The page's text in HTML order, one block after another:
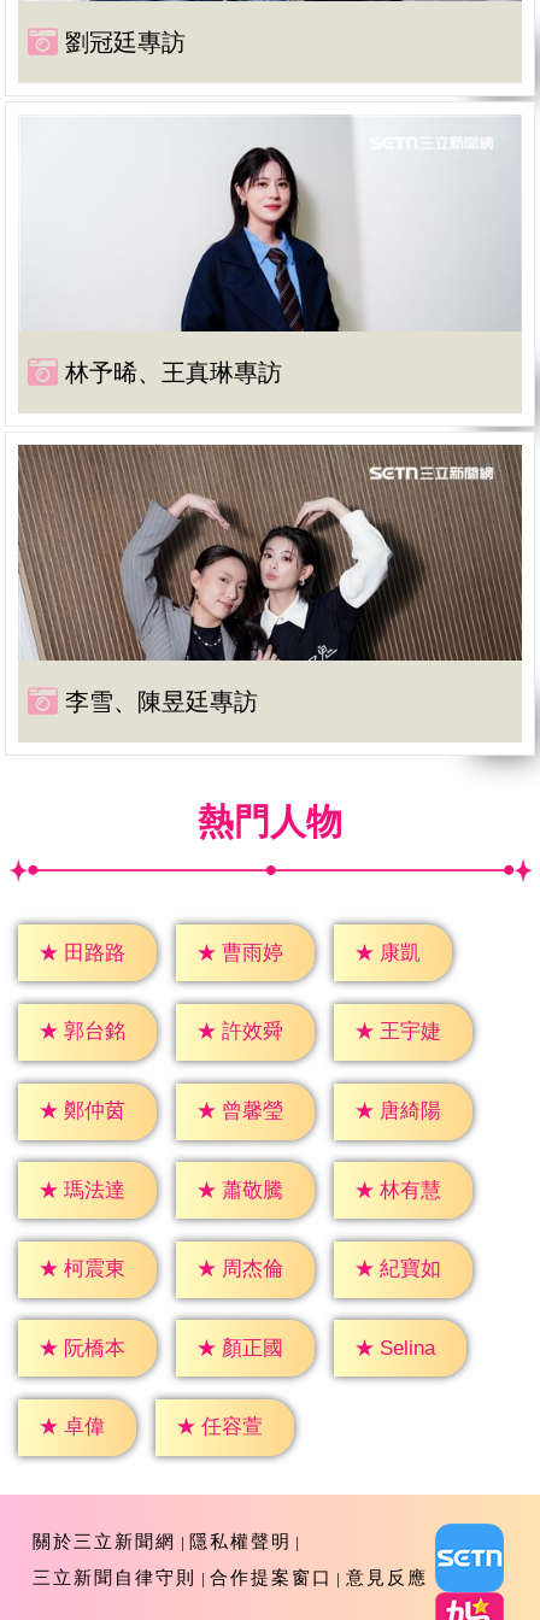
劉冠廷專訪
林予晞、王真琳專訪
李雪、陳昱廷專訪
熱門人物
★ 田路路 ★ 曹雨婷 ★ 康凱
★ 郭台銘 ★ 許效舜 ★ 王宇婕
★ 鄭仲茵 ★ 曾馨瑩 ★ 唐綺陽
★ 瑪法達 ★ 蕭敬騰 ★ 林有慧
★ 柯震東 ★ 周杰倫 ★ 紀寶如
★ 阮橋本 ★ 顏正國 ★ Selina
★ 卓偉 ★ 任容萱
關於三立新聞網
隱私權聲明
三立新聞自律守則
合作提案窗口 意見反應